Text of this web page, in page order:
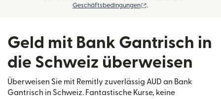
Geschäftsbedingungen
.
Geld mit Bank Gantrisch in
die Schweiz überweisen
Überweisen Sie mit Remitly zuverlässig AUD an Bank
Gantrisch in Schweiz. Fantastische Kurse, keine